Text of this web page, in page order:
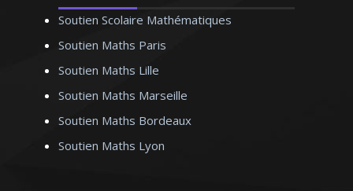
Passionné par les nouvelles
technologies, j’ai poursuivi des études
d'ingénieur en sciences informatiques.
montrer à l'écoute des attentes de mes
Soutien Scolaire Mathématiques
Soutien Maths Paris
Soutien Maths Lille
Soutien Maths Marseille
Soutien Maths Bordeaux
Soutien Maths Lyon